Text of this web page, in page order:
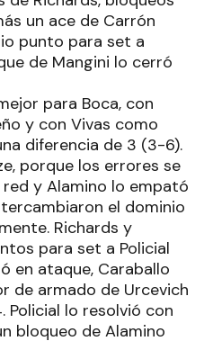
un ace de Carrón
punto para set a
de Mangini lo cerró
para Boca, con
y con Vivas como
diferencia de 3 (3-6).
porque los errores se
y Alamino lo empató
el dominio
Richards y
para set a Policial
en ataque, Caraballo
de armado de Urcevich
Policial lo resolvió con
bloqueo de Alamino